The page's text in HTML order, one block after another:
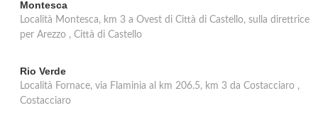
Montesca
Località Montesca, km 3 a Ovest di Città di Castello, sulla direttrice
per Arezzo , Città di Castello
Rio Verde
Località Fornace, via Flaminia al km 206.5, km 3 da Costacciaro ,
Costacciaro